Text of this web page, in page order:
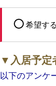
希望する
▼入居予定
以下のアンケ